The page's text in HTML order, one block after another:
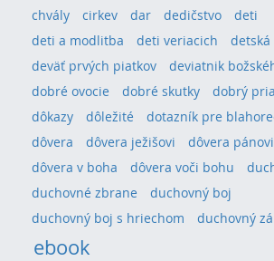
chvály
cirkev dar dedičstvo
deti
deti a modlitba
deti veriacich
detská
deväť prvých piatkov
deviatnik
dobré ovocie
dobré skutky dobrý
dôkazy
dôležité
dotazník pre
dôvera
dôvera ježišovi
dôvera pánovi
dôvera v boha
dôvera voči bohu
duchovné zbrane
duchovný boj
duchovný boj s hriechom
duchovný
ebook